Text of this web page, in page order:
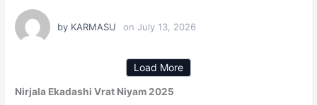
by KARMASU onJuly 13, 2026
Load More
Nirjala Ekadashi Vrat Niyam 2025